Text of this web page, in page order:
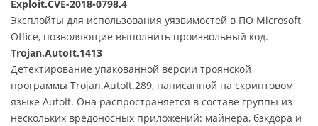
Exploit.CVE-2018-0798.4
Эксплойты для использования уязвимостей в ПО Microsoft
Office, позволяющие выполнить произвольный код.
Trojan.AutoIt.1413
Детектирование упакованной версии троянской
программы Trojan.AutoIt.289, написанной на скриптовом
языке AutoIt. Она распространяется в составе группы из
нескольких вредоносных приложений: майнера, бэкдора и